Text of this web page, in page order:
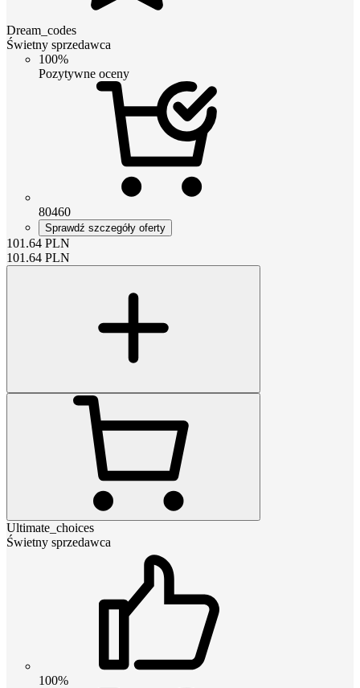
Dream_codes
Świetny sprzedawca
100%
Pozytywne oceny
80460
Sprawdź szczegóły oferty
101.64 PLN
101.64 PLN
Ultimate_choices
Świetny sprzedawca
100%